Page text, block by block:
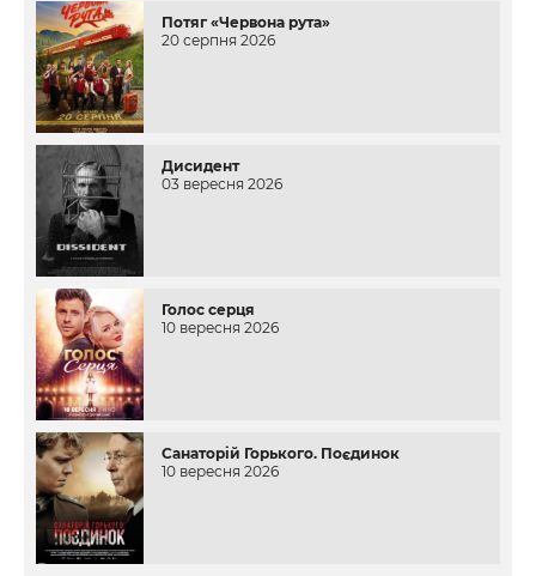
Потяг «Червона рута»
20 серпня 2026
Дисидент
03 вересня 2026
Голос серця
10 вересня 2026
Санаторій Горького. Поєдинок
10 вересня 2026